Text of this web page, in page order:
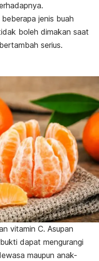
jenis buah
boleh dimakan saat
serius.
vitamin C. Asupan
dapat mengurangi
maupun anak-